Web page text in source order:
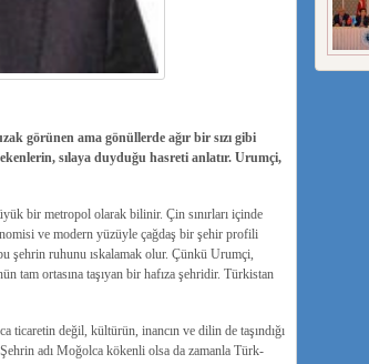
görünen ama gönüllerde ağır bir sızı gibi
sılaya duyduğu hasreti anlatır. Urumçi,
bir metropol olarak bilinir. Çin sınırları içinde
ve modern yüzüyle çağdaş bir şehir profili
şehrin ruhunu ıskalamak olur. Çünkü Urumçi,
tam ortasına taşıyan bir hafıza şehridir. Türkistan
ticaretin değil, kültürün, inancın ve dilin de taşındığı
adı Moğolca kökenli olsa da zamanla Türk-